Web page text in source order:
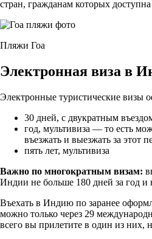
стран, гражданам которых
Пляжи Гоа
Электронная виза в
Электронные туристические визы
30 дней, с двукратным
год, мультивиза — то есть
въезжать и выезжать за этот
пять лет, мультивиза
Важно по многократным визам:
Индии не больше 180 дней за год и
Въехать в Индию по заранее
можно только через 29
всего вы прилетите в один из них,